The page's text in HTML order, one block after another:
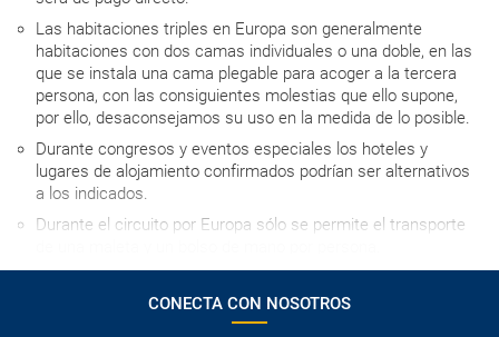
Las habitaciones triples en Europa son generalmente
habitaciones con dos camas individuales o una doble, en las
que se instala una cama plegable para acoger a la tercera
persona, con las consiguientes molestias que ello supone,
por ello, desaconsejamos su uso en la medida de lo posible.
Durante congresos y eventos especiales los hoteles y
lugares de alojamiento confirmados podrían ser alternativos
a los indicados.
Durante el circuito por Europa sólo se permite el transporte
establecimiento, pero en ningún caso será antes de las 15h,
salvo que se indique lo contrario.
CONECTA CON NOSOTROS